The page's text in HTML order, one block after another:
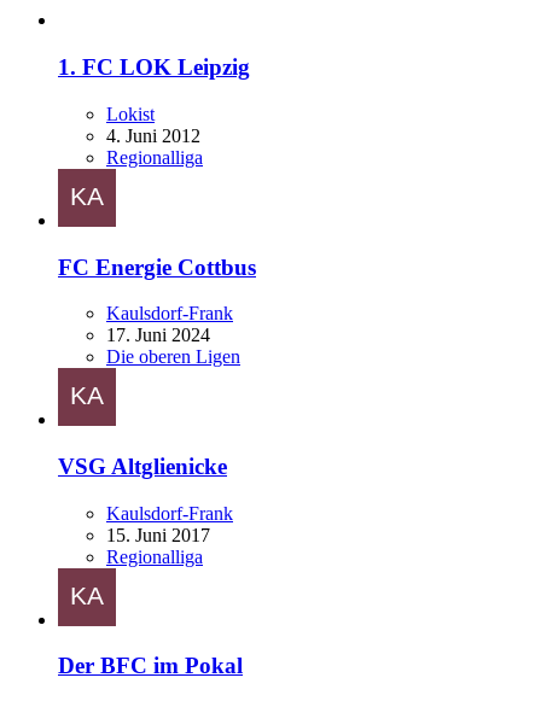
1. FC LOK Leipzig
Lokist
4. Juni 2012
Regionalliga
FC Energie Cottbus
Kaulsdorf-Frank
17. Juni 2024
Die oberen Ligen
VSG Altglienicke
Kaulsdorf-Frank
15. Juni 2017
Regionalliga
Der BFC im Pokal